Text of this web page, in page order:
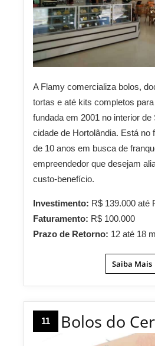
A Flamy comercializa bolos,
tortas e até kits completos
fundada em 2001 no interior de
cidade de Hortolândia. Está no
de 10 anos em busca de
empreendedor que desejam
custo-benefício.
Investimento: R$ 139.000 até
Faturamento: R$ 100.000
Prazo de Retorno: 12 até 18
Saiba Mais
11 Bolos do